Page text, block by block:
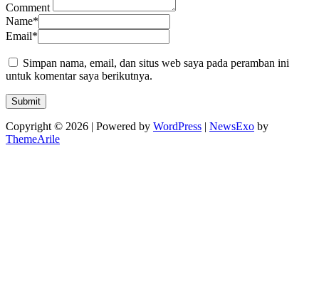
Comment
Name*
Email*
Simpan nama, email, dan situs web saya pada peramban ini
untuk komentar saya berikutnya.
Copyright © 2026 | Powered by WordPress | NewsExo by
ThemeArile